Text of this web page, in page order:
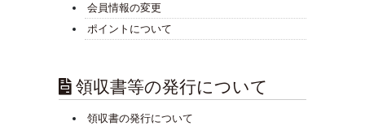
会員情報の変更
ポイントについて
領収書等の発行について
領収書の発行について